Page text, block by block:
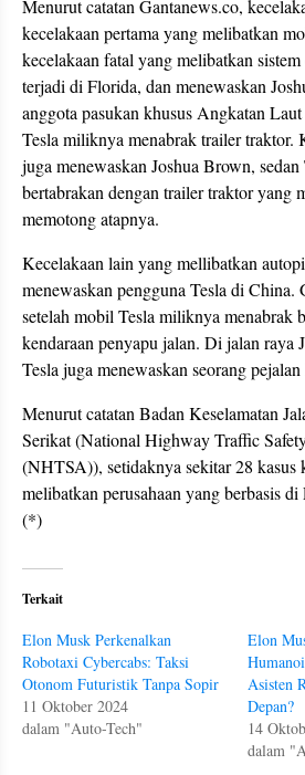
Menurut catatan Gantanews.co,
kecelakaan pertama yang melibatkan
kecelakaan fatal yang melibatkan
terjadi di Florida, dan menewaskan
anggota pasukan khusus Angkatan
Tesla miliknya menabrak trailer traktor.
juga menewaskan Joshua Brown,
bertabrakan dengan trailer traktor yang
memotong atapnya.
Kecelakaan lain yang mellibatkan
menewaskan pengguna Tesla di China.
setelah mobil Tesla miliknya menabrak
kendaraan penyapu jalan. Di jalan raya
Tesla juga menewaskan seorang
Menurut catatan Badan Keselamatan
Serikat (National Highway Traffic
(NHTSA)), setidaknya sekitar 28 kasus
melibatkan perusahaan yang berbasis
(*)
Terkait
Elon Musk Perkenalkan
Robotaxi Cybercabs: Taksi
Otonom Futuristik Tanpa Sopir
11 Oktober 2024
dalam "Auto-Tech"
Elon
Asisten
Depan?
14
dalam